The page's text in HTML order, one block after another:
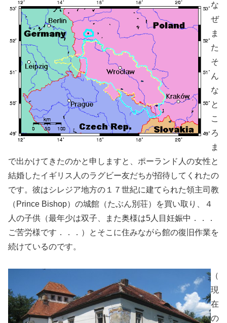
な
ぜ
ま
た
そ
ん
な
と
こ
ろ
ま
で出かけてきたのかと申しますと、ポーランド人の女性と
結婚したイギリス人のラグビー友だちが招待してくれたの
です。彼はシレジア地方の１７世紀に建てられた領主司教
（Prince Bishop）の城館（たぶん別荘）を買い取り、４
人の子供（最年少は双子、また奥様は5人目妊娠中．．．
ご苦労様です．．．）とそこに住みながら館の復旧作業を
続けているのです。
（
現
在
の